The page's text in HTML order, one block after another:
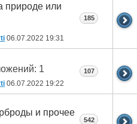
природе или
06.07.2022 19:31
185
06.07.2022 19:22
107
и прочее
542